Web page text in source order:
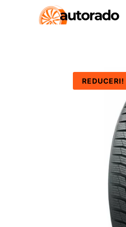
REDUCERI!